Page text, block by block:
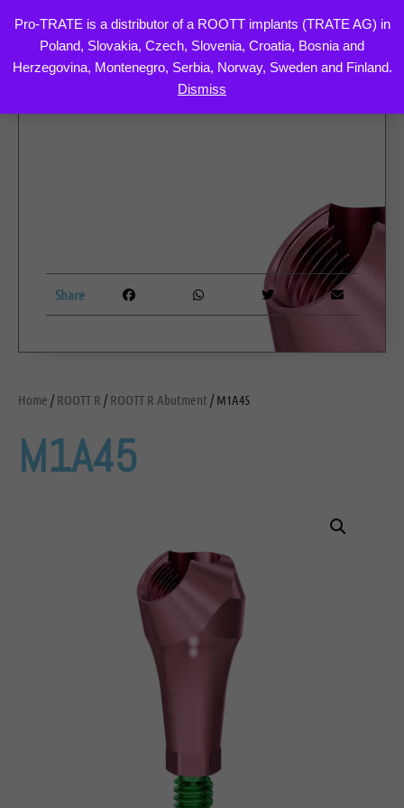
Pro-TRATE is a distributor of a ROOTT implants (TRATE AG) in
Poland, Slovakia, Czech, Slovenia, Croatia, Bosnia and
Herzegovina, Montenegro, Serbia, Norway, Sweden and Finland.
Dismiss
to
Home /ROOTT R /ROOTT R Abutment / M1A45
M1A45
Share